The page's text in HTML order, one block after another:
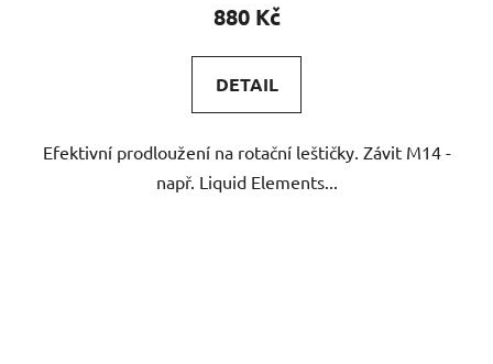
880 Kč
DETAIL
Efektivní prodloužení na rotační leštičky. Závit M14 -
např. Liquid Elements...